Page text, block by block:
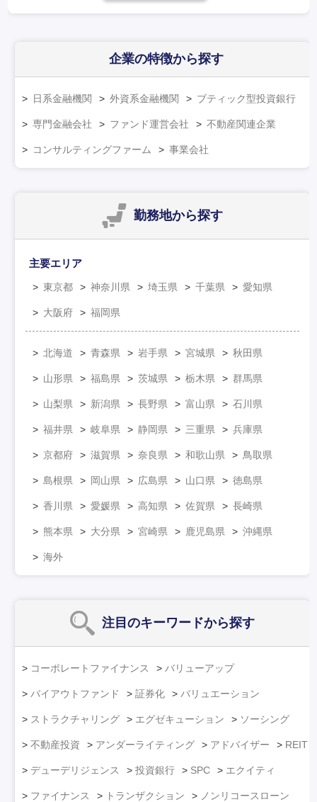
企業の特徴から探す
日系金融機関 外資系金融機関 ブティック型投資銀行
専門金融会社 ファンド運営会社 不動産関連企業
コンサルティングファーム 事業会社
勤務地から探す
主要エリア
東京都 神奈川県 埼玉県 千葉県 愛知県
大阪府 福岡県
北海道 青森県 岩手県 宮城県 秋田県
山形県 福島県 茨城県 栃木県 群馬県
山梨県 新潟県 長野県 富山県 石川県
福井県 岐阜県 静岡県 三重県 兵庫県
京都府 滋賀県 奈良県 和歌山県 鳥取県
島根県 岡山県 広島県 山口県 徳島県
香川県 愛媛県 高知県 佐賀県 長崎県
熊本県 大分県 宮崎県 鹿児島県 沖縄県
海外
注目のキーワードから探す
コーポレートファイナンス バリューアップ
バイアウトファンド 証券化 バリュエーション
ストラクチャリング エグゼキューション ソーシング
不動産投資 アンダーライティング アドバイザー REIT
デューデリジェンス 投資銀行 SPC エクイティ
ファイナンス トランザクション ノンリコースローン